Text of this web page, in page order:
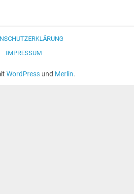
IMPRESSUM
WordPressund Merlin.